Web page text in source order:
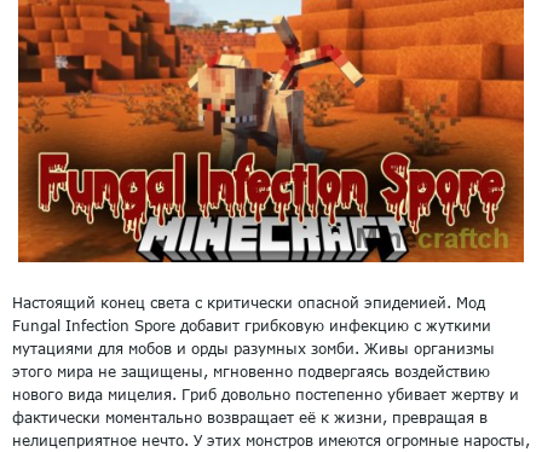
Настоящий конец света с критически опасной эпидемией. Мод
Fungal Infection Spore добавит грибковую инфекцию с жуткими
мутациями для мобов и орды разумных зомби. Живы организмы
этого мира не защищены, мгновенно подвергаясь воздействию
нового вида мицелия. Гриб довольно постепенно убивает жертву и
фактически моментально возвращает её к жизни, превращая в
нелицеприятное нечто. У этих монстров имеются огромные наросты,